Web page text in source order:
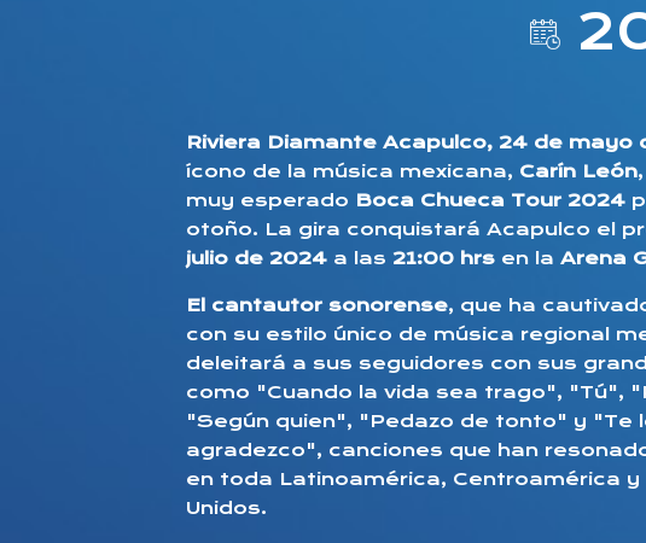
Riviera Diamante Acapulco, 24 de mayo
ícono de la música mexicana, Carín León
muy esperado Boca Chueca Tour 2024
otoño. La gira conquistará Acapulco el
julio de 2024 a las 21:00 hrs en la Arena
El cantautor sonorense, que ha
con su estilo único de música regional
deleitará a sus seguidores con sus
como "Cuando la vida sea trago", "Tú",
"Según quien", "Pedazo de tonto" y "Te
agradezco", canciones que han
en toda Latinoamérica, Centroamérica y
Unidos.